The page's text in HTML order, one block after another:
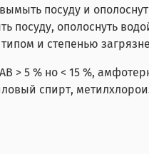
посуду и
посуду, ополоснуть
и степенью
> 5 % но < 15 %,
спирт,